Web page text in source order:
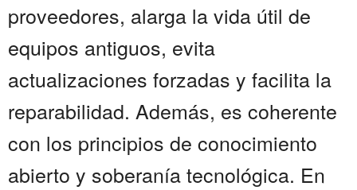
proveedores, alarga la vida útil de
equipos antiguos, evita
actualizaciones forzadas y facilita la
reparabilidad. Además, es coherente
con los principios de conocimiento
abierto y soberanía tecnológica. En